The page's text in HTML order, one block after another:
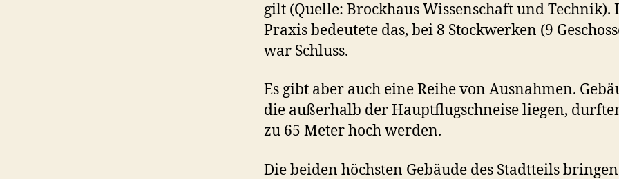
gilt (Quelle: Brockhaus Wissenschaft und Technik).
Praxis bedeutete das, bei 8 Stockwerken (9
war Schluss.
Es gibt aber auch eine Reihe von Ausnahmen.
die außerhalb der Hauptflugschneise liegen,
zu 65 Meter hoch werden.
Die beiden höchsten Gebäude des Stadtteils